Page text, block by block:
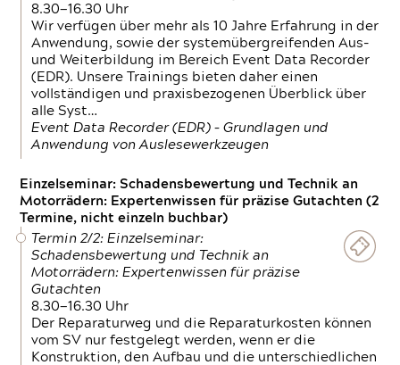
8.30—16.30 Uhr
Wir verfügen über mehr als 10 Jahre Erfahrung in der
Anwendung, sowie der systemübergreifenden Aus-
und Weiterbildung im Bereich Event Data Recorder
(EDR). Unsere Trainings bieten daher einen
vollständigen und praxisbezogenen Überblick über
alle Syst…
Event Data Recorder (EDR) – Grundlagen und
Anwendung von Auslesewerkzeugen
Einzelseminar: Schadensbewertung und Technik an
Motorrädern: Expertenwissen für präzise Gutachten (2
Termine, nicht einzeln buchbar)
Termin 2/2: Einzelseminar:
Schadensbewertung und Technik an
Motorrädern: Expertenwissen für präzise
Gutachten
8.30—16.30 Uhr
Der Reparaturweg und die Reparaturkosten können
vom SV nur festgelegt werden, wenn er die
Konstruktion, den Aufbau und die unterschiedlichen